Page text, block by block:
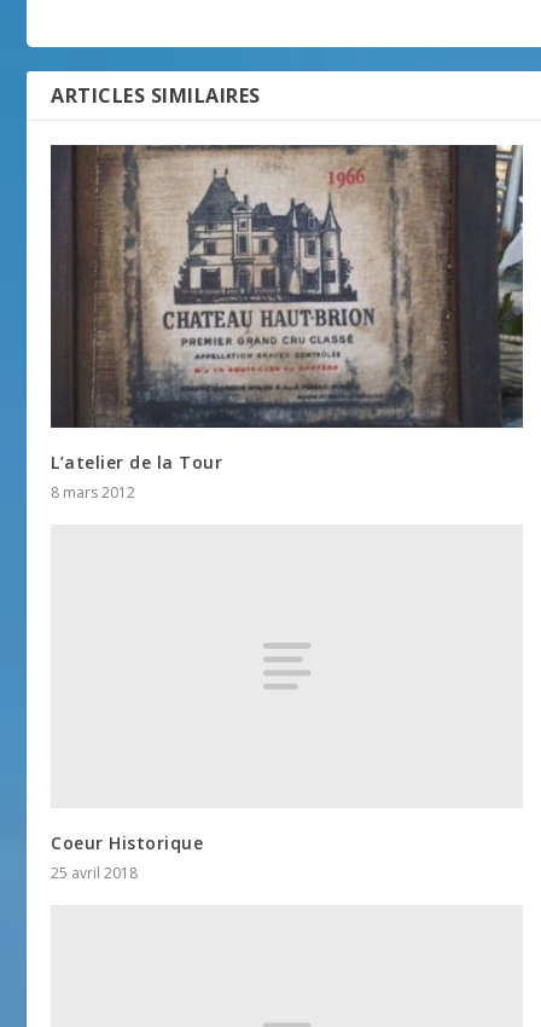
ARTICLES SIMILAIRES
L’atelier de la Tour
8 mars 2012
Coeur Historique
25 avril 2018